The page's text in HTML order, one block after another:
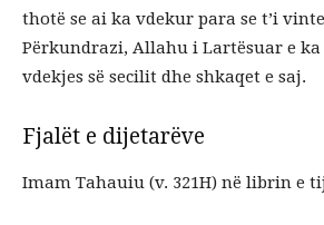
thotë se ai ka vdekur para se t’i
Përkundrazi, Allahu i Lartësuar e
vdekjes së secilit dhe shkaqet e saj.
Fjalët e dijetarëve
Imam Tahauiu (v. 321H) në librin e